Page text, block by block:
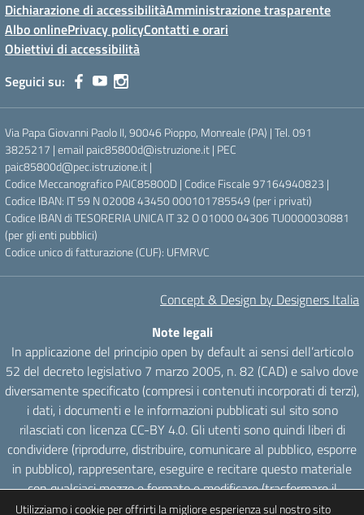
Dichiarazione di accessibilitàAmministrazione trasparente
Albo onlinePrivacy policyContatti e orari
Obiettivi di accessibilità
Seguici su:
Via Papa Giovanni Paolo II, 90046 Pioppo, Monreale (PA) | Tel. 091
3825217 | email paic85800d@istruzione.it | PEC
paic85800d@pec.istruzione.it |
Codice Meccanografico PAIC85800D | Codice Fiscale 97164940823 |
Codice IBAN: IT 59 N 02008 43450 000101785549 (per i privati)
Codice IBAN di TESORERIA UNICA IT 32 O 01000 04306 TU0000030881
(per gli enti pubblici)
Codice unico di fatturazione (CUF): UFMRVC
Concept & Design by Designers Italia
Note legali
In applicazione del principio open by default ai sensi dell’articolo
52 del decreto legislativo 7 marzo 2005, n. 82 (CAD) e salvo dove
diversamente specificato (compresi i contenuti incorporati di terzi),
i dati, i documenti e le informazioni pubblicati sul sito sono
rilasciati con licenza CC-BY 4.0. Gli utenti sono quindi liberi di
condividere (riprodurre, distribuire, comunicare al pubblico, esporre
in pubblico), rappresentare, eseguire e recitare questo materiale
con qualsiasi mezzo e formato e modificare (trasformare il
materiale e utilizzarlo per opere derivate) per qualsiasi fine, anche
Utilizziamo i cookie per offrirti la migliore esperienza sul nostro sito